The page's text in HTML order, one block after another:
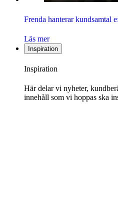
Frenda hanterar kundsamtal
Läs mer
Inspiration
Inspiration
Här delar vi nyheter,
innehåll som vi hoppas ska